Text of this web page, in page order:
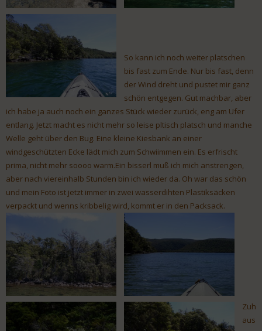
So kann ich noch weiter platschen
bis fast zum Ende. Nur bis fast, denn
der Wind dreht und pustet mir ganz
schön entgegen. Gut machbar, aber
ich habe ja auch noch ein ganzes Stück wieder zurück, eng am Ufer
entlang. Jetzt macht es nicht mehr so leise pltisch platsch und manche
Welle geht über den Bug. Eine kleine Kiesbank an einer
windgeschützten Ecke lädt mich zum Schwiimmen ein. Es erfrischt
prima, nicht mehr soooo warm.Ein bisserl muß ich mich anstrengen,
aber nach viereinhalb Stunden bin ich wieder da. Oh war das schön
und mein Foto ist jetzt immer in zwei wasserdihten Plastiksäcken
verpackt und wenns kribbelig wird, kommt er in den Packsack.
Zuh
aus